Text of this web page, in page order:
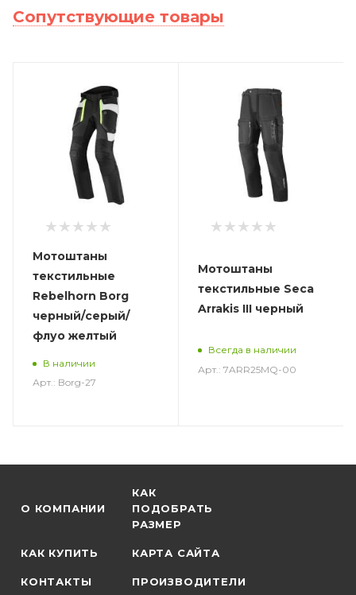
Сопутствующие товары
Мотоштаны
текстильные
Rebelhorn Borg
черный/серый/
флуо желтый
В наличии
Арт.: Borg-27
Мотоштаны
текстильные Seca
Arrakis III черный
Всегда в наличии
Арт.: 7ARR25MQ-00
О КОМПАНИИ
КАК
ПОДОБРАТЬ
РАЗМЕР
КАК КУПИТЬ КАРТА САЙТА
КОНТАКТЫ ПРОИЗВОДИТЕЛИ